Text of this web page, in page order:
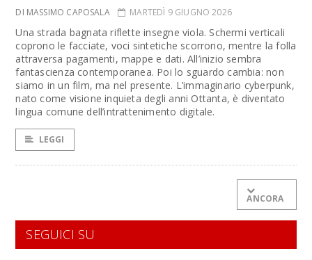
DI MASSIMO CAPOSALA MARTEDÌ 9 GIUGNO 2026
Una strada bagnata riflette insegne viola. Schermi verticali
coprono le facciate, voci sintetiche scorrono, mentre la folla
attraversa pagamenti, mappe e dati. All’inizio sembra
fantascienza contemporanea. Poi lo sguardo cambia: non
siamo in un film, ma nel presente. L’immaginario cyberpunk,
nato come visione inquieta degli anni Ottanta, è diventato
lingua comune dell’intrattenimento digitale.
LEGGI
ANCORA
SEGUICI SU